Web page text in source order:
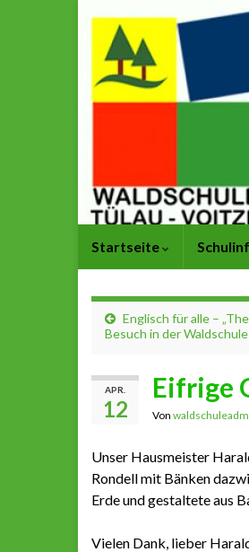
Startseite
Englisch für alle –
Besuch in der Waldschule
APR.
12
Eifrige
Von
Unser Hausmeister
Rondell mit Bänken
Erde und gestaltete aus
Vielen Dank, lieber